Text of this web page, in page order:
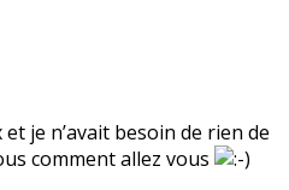
je n’avait besoin de rien de
comment allez vous